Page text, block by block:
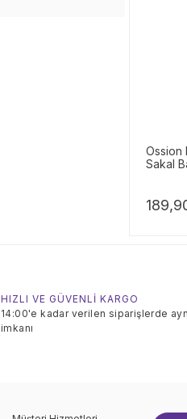
Ossion
Sakal
HIZLI VE GÜVENLİ KARGO
14:00'e kadar verilen siparişlerde
imkanı